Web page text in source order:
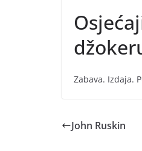
Zabava. Izdaja.
John Ruskin